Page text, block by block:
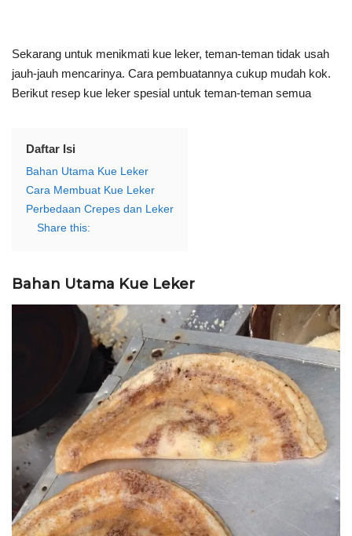
Sekarang untuk menikmati kue leker, teman-teman tidak usah
jauh-jauh mencarinya. Cara pembuatannya cukup mudah kok.
Berikut resep kue leker spesial untuk teman-teman semua
Daftar Isi
Bahan Utama Kue Leker
Cara Membuat Kue Leker
Perbedaan Crepes dan Leker
Share this:
Bahan Utama Kue Leker